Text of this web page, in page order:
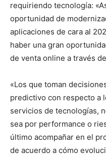
requiriendo tecnología:
oportunidad de
aplicaciones de cara al
haber una gran
de venta online a través
«Los que toman
predictivo con respecto a
servicios de tecnologías,
sea por performance o
último acompañar en el
de acuerdo a cómo